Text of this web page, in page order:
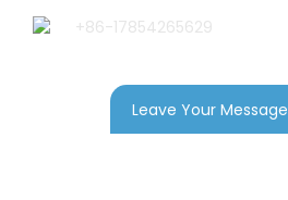
+86-17854265629
Leave Your Message